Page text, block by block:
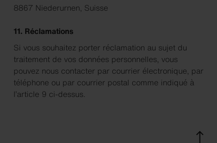
8867 Niederurnen, Suisse
11. Réclamations
Si vous souhaitez porter réclamation au sujet du
traitement de vos données personnelles, vous
pouvez nous contacter par courrier électronique, par
téléphone ou par courrier postal comme indiqué à
l’article 9 ci-dessus.